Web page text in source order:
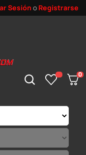
Sesión o Registrarse
0